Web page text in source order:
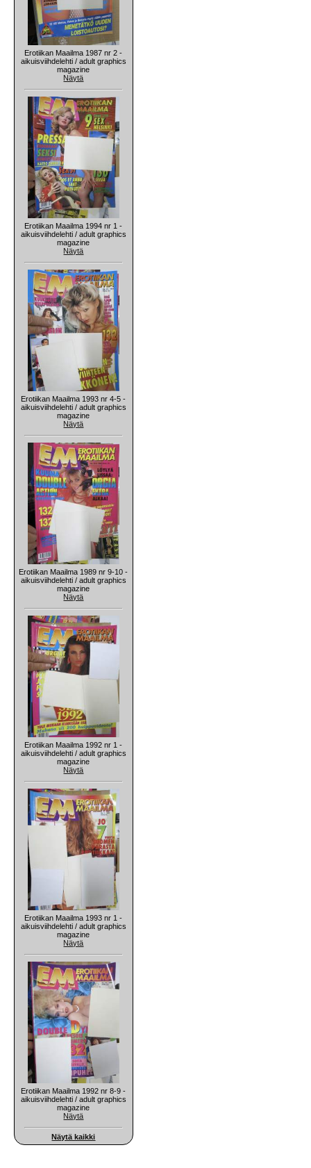
Erotiikan Maailma 1987 nr 2 -
aikuisviihdelehti / adult graphics
magazine
Näytä
Erotiikan Maailma 1994 nr 1 -
aikuisviihdelehti / adult graphics
magazine
Näytä
Erotiikan Maailma 1993 nr 4-5 -
aikuisviihdelehti / adult graphics
magazine
Näytä
Erotiikan Maailma 1989 nr 9-10 -
aikuisviihdelehti / adult graphics
magazine
Näytä
Erotiikan Maailma 1992 nr 1 -
aikuisviihdelehti / adult graphics
magazine
Näytä
Erotiikan Maailma 1993 nr 1 -
aikuisviihdelehti / adult graphics
magazine
Näytä
Erotiikan Maailma 1992 nr 8-9 -
aikuisviihdelehti / adult graphics
magazine
Näytä
Näytä kaikki